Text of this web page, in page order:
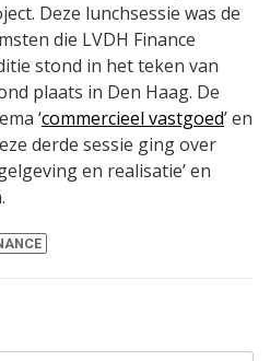
Deze lunchsessie was de
die LVDH Finance
stond in het teken van
plaats in Den Haag. De
‘commercieel vastgoed’ en
derde sessie ging over
en realisatie’ en